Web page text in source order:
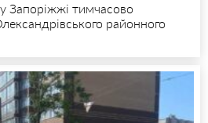
Запоріжжі тимчасово
районного